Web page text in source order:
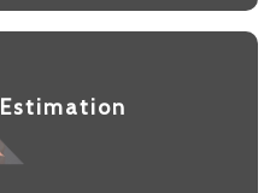
Estimation